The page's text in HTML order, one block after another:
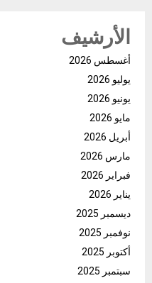
الأرشيف
أغسطس 2026
يوليو 2026
يونيو 2026
مايو 2026
أبريل 2026
مارس 2026
فبراير 2026
يناير 2026
ديسمبر 2025
نوفمبر 2025
أكتوبر 2025
سبتمبر 2025